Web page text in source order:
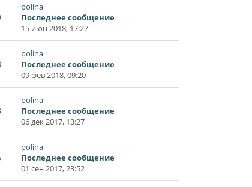
polina
Последнее сообщение
15 июн 2018, 17:27
polina
Последнее сообщение
09 фев 2018, 09:20
polina
Последнее сообщение
06 дек 2017, 13:27
polina
Последнее сообщение
01 сен 2017, 23:52